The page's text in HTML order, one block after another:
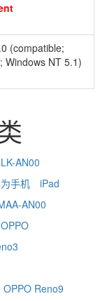
(compatible;
Windows NT 5.1)
AN00
手机
iPad
AN00
OPPO
OPPO Reno9